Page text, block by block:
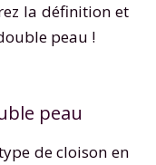
la définition et
peau !
peau
de cloison en